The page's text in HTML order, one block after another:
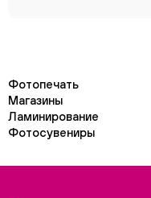
Фотопечать
Магазины
Ламинирование
Фотосувениры